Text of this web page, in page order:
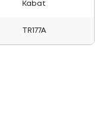
Kabat
TR177A